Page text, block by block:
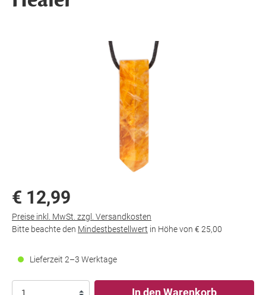
€ 12,99
Preise inkl. MwSt. zzgl. Versandkosten
Bitte beachte den Mindestbestellwert in Höhe von € 25,00
Lieferzeit 2–3 Werktage
In den Warenkorb